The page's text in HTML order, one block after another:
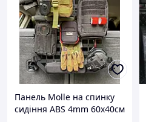
Панель Molle на спинку
сидіння ABS 4mm 60x40см